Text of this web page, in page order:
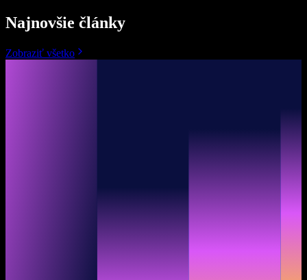
Najnovšie články
Zobraziť všetko